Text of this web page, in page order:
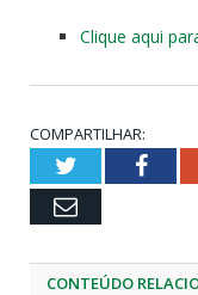
Clique aqui
COMPARTILHAR:
Twitter
Email
CONTEÚDO